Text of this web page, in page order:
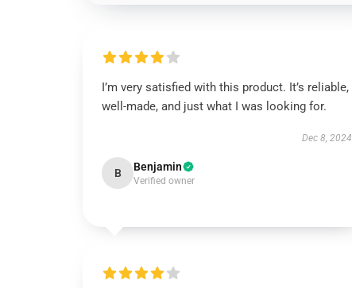
I’m very satisfied with this product. It’s reliable,
well-made, and just what I was looking for.
Dec 8, 2024
B Benjamin
Verified owner